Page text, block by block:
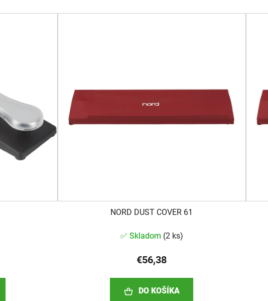
NORD DUST COVER 61
✅ Skladom (2 ks)
€56,38
DO KOŠÍKA